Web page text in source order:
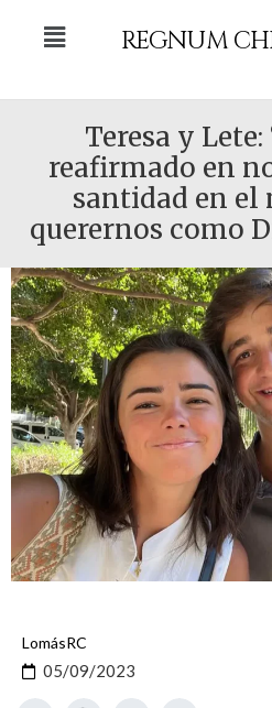
Menú REGNUM
Teresa y Lete:
reafirmado en
santidad en el
querernos como
LomásRC
05/09/2023